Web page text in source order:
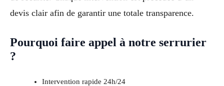
devis clair afin de garantir une totale transparence.
Pourquoi faire appel à notre serrurier
?
Intervention rapide 24h/24